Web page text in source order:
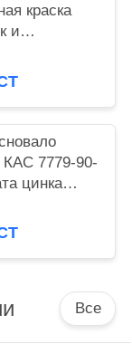
краска
и
кислоты
для
КАС 7779-90-
цинка
корабля и
структуры
Все